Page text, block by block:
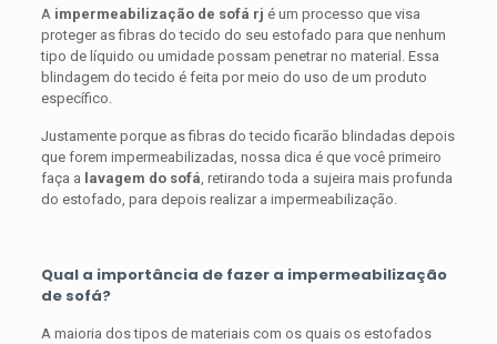
A impermeabilização de sofá rj é um processo que visa
proteger as fibras do tecido do seu estofado para que nenhum
tipo de líquido ou umidade possam penetrar no material. Essa
blindagem do tecido é feita por meio do uso de um produto
específico.
Justamente porque as fibras do tecido ficarão blindadas depois
que forem impermeabilizadas, nossa dica é que você primeiro
faça a lavagem do sofá , retirando toda a sujeira mais profunda
do estofado, para depois realizar a impermeabilização.
Qual a importância de fazer a impermeabilização
de sofá?
A maioria dos tipos de materiais com os quais os estofados